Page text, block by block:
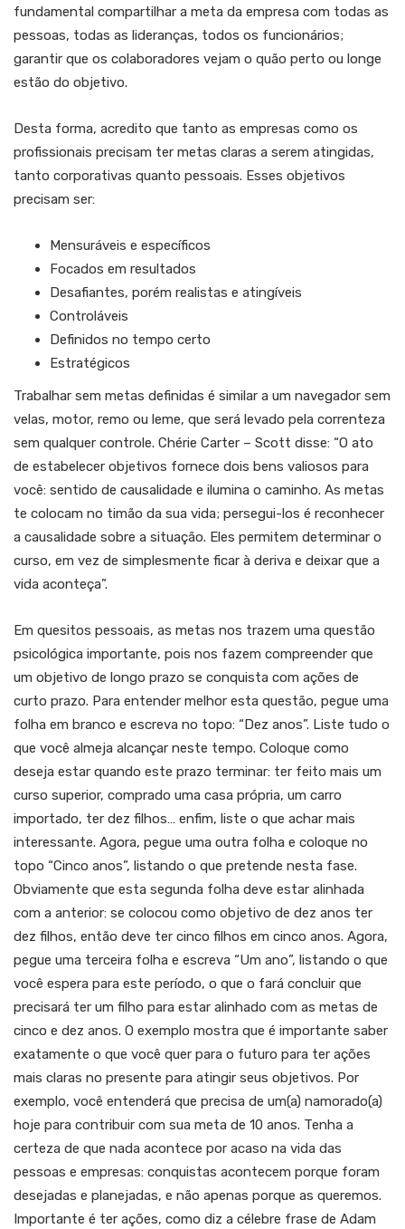
fundamental compartilhar a meta da empresa com todas as
pessoas, todas as lideranças, todos os funcionários;
garantir que os colaboradores vejam o quão perto ou longe
estão do objetivo.
Desta forma, acredito que tanto as empresas como os
profissionais precisam ter metas claras a serem atingidas,
tanto corporativas quanto pessoais. Esses objetivos
precisam ser:
Mensuráveis e específicos
Focados em resultados
Desafiantes, porém realistas e atingíveis
Controláveis
Definidos no tempo certo
Estratégicos
Trabalhar sem metas definidas é similar a um navegador sem
velas, motor, remo ou leme, que será levado pela correnteza
sem qualquer controle. Chérie Carter – Scott disse: “O ato
de estabelecer objetivos fornece dois bens valiosos para
você: sentido de causalidade e ilumina o caminho. As metas
te colocam no timão da sua vida; persegui-los é reconhecer
a causalidade sobre a situação. Eles permitem determinar o
curso, em vez de simplesmente ficar à deriva e deixar que a
vida aconteça”.
Em quesitos pessoais, as metas nos trazem uma questão
psicológica importante, pois nos fazem compreender que
um objetivo de longo prazo se conquista com ações de
curto prazo. Para entender melhor esta questão, pegue uma
folha em branco e escreva no topo: “Dez anos”. Liste tudo o
que você almeja alcançar neste tempo. Coloque como
deseja estar quando este prazo terminar: ter feito mais um
curso superior, comprado uma casa própria, um carro
importado, ter dez filhos… enfim, liste o que achar mais
interessante. Agora, pegue uma outra folha e coloque no
topo “Cinco anos”, listando o que pretende nesta fase.
Obviamente que esta segunda folha deve estar alinhada
com a anterior: se colocou como objetivo de dez anos ter
dez filhos, então deve ter cinco filhos em cinco anos. Agora,
pegue uma terceira folha e escreva “Um ano”, listando o que
você espera para este período, o que o fará concluir que
precisará ter um filho para estar alinhado com as metas de
cinco e dez anos. O exemplo mostra que é importante saber
exatamente o que você quer para o futuro para ter ações
mais claras no presente para atingir seus objetivos. Por
exemplo, você entenderá que precisa de um(a) namorado(a)
hoje para contribuir com sua meta de 10 anos. Tenha a
certeza de que nada acontece por acaso na vida das
pessoas e empresas: conquistas acontecem porque foram
desejadas e planejadas, e não apenas porque as queremos.
Importante é ter ações, como diz a célebre frase de Adam